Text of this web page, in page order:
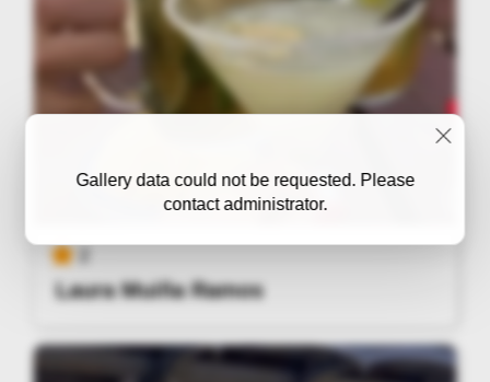
Gallery data could not be requested. Please
contact administrator.
Laura Muiña Ramos